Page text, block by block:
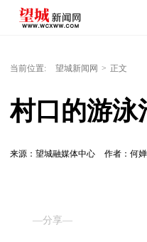
当前位置: 望城新闻网 > 正文
村口的游泳
来源：望城融媒体中心 作者：何
—分享—